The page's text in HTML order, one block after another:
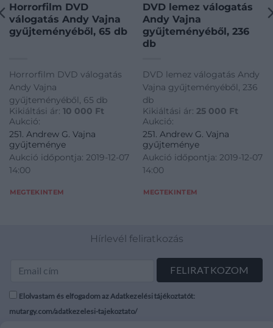
Horrorfilm DVD
válogatás Andy Vajna
gyűjteményéből, 65 db
Horrorfilm DVD válogatás
Andy Vajna
gyűjteményéből, 65 db
Kikiáltási ár: 10 000 Ft
Aukció:
251. Andrew G. Vajna
gyűjteménye
Aukció időpontja: 2019-12-07
14:00
MEGTEKINTEM
DVD lemez válogatás
Andy Vajna
gyűjteményéből, 236
db
DVD lemez válogatás Andy
Vajna gyűjteményéből, 236
db
Kikiáltási ár: 25 000 Ft
Aukció:
251. Andrew G. Vajna
gyűjteménye
Aukció időpontja: 2019-12-07
14:00
MEGTEKINTEM
Hírlevél feliratkozás
Elolvastam és elfogadom az Adatkezelési tájékoztatót:
mutargy.com/adatkezelesi-tajekoztato/